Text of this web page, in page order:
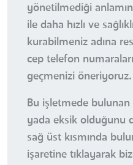
yönetilmediği
ile daha hızlı ve
kurabilmeniz adına
cep telefon
geçmenizi öneriyoruz.
Bu işletmede bulunan
yada eksik olduğunu
sağ üst kısmında
işaretine tıklayarak